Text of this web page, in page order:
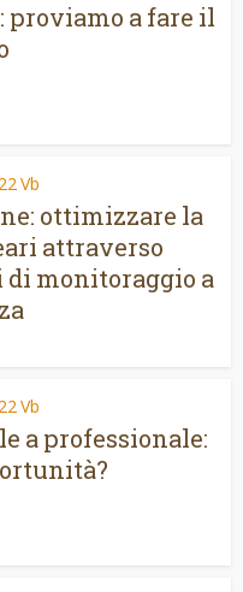
a fare il
Vb
ottimizzare la
attraverso
monitoraggio a
Vb
a professionale: